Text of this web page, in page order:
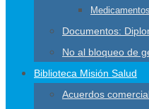
Documentos:
No al bloqueo de
Biblioteca Misión Salud
Acuerdos